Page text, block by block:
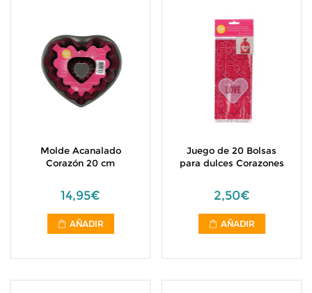
Molde Acanalado
Corazón 20 cm
14,95€
AÑADIR
Juego de 20 Bolsas
para dulces Corazones
2,50€
AÑADIR